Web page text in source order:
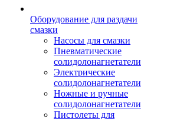
Оборудование для раздачи
смазки
Насосы для смазки
Пневматические
солидолонагнетатели
Электрические
солидолонагнетатели
Ножные и ручные
солидолонагнетатели
Пистолеты для